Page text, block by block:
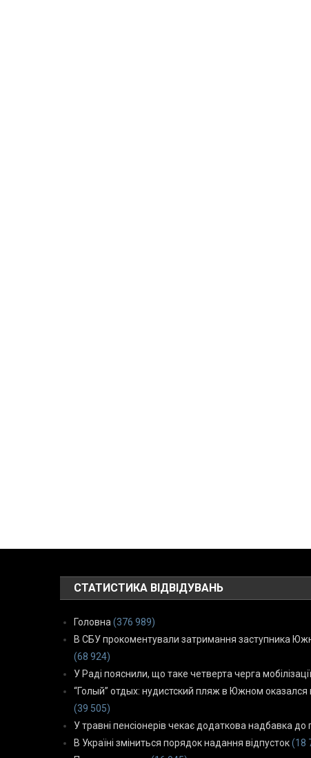
СТАТИСТИКА ВІДВІДУВАНЬ
Головна (376 989)
В СБУ прокоментували затримання заступника
(68 924)
У Раді пояснили, що таке четверта черга
“Голый” отдых: нудистский пляж в Южном оказался
(39 505)
У травні пенсіонерів чекає додаткова надбавка до
В Україні зміниться порядок надання відпусток (18